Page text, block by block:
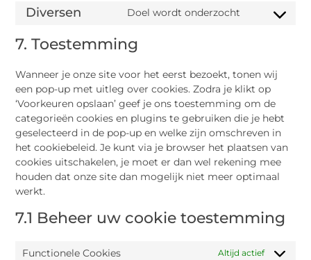
Diversen Doel wordt onderzocht
7. Toestemming
Wanneer je onze site voor het eerst bezoekt, tonen wij
een pop-up met uitleg over cookies. Zodra je klikt op
‘Voorkeuren opslaan’ geef je ons toestemming om de
categorieën cookies en plugins te gebruiken die je hebt
geselecteerd in de pop-up en welke zijn omschreven in
het cookiebeleid. Je kunt via je browser het plaatsen van
cookies uitschakelen, je moet er dan wel rekening mee
houden dat onze site dan mogelijk niet meer optimaal
werkt.
7.1 Beheer uw cookie toestemming
Functionele Cookies Altijd actief